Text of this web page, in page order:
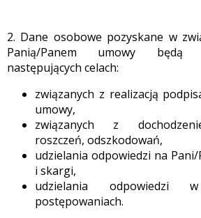
2. Dane osobowe pozyskane w
Panią/Panem umowy będą
następujących celach:
związanych z realizacją
umowy,
związanych z
roszczeń, odszkodowań,
udzielania odpowiedzi na
i skargi,
udzielania odpowiedzi
postępowaniach.